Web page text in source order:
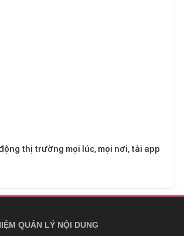
thị trường mọi lúc, mọi nơi, tải app
QUẢN LÝ NỘI DUNG